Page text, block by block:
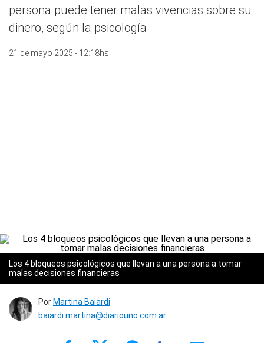
persona puede tener malas vivencias sobre su
dinero, según la psicología
21 de mayo 2025 - 12:18hs
Los 4 bloqueos psicológicos que llevan a una persona a tomar
malas decisiones financieras
Por Martina Baiardi
baiardi.martina@diariouno.com.ar